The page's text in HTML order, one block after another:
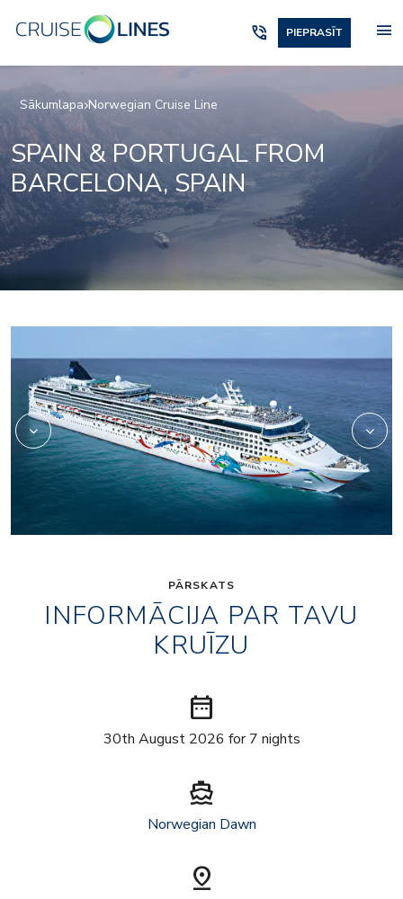
phone_in_talk PIEPRASĪT menu
Sākumlapa Norwegian Cruise Line
SPAIN & PORTUGAL FROM
BARCELONA, SPAIN
PĀRSKATS
INFORMĀCIJA PAR TAVU
KRUĪZU
date_range
30th August 2026 for 7 nights
directions_boat
Norwegian Dawn
pin_drop